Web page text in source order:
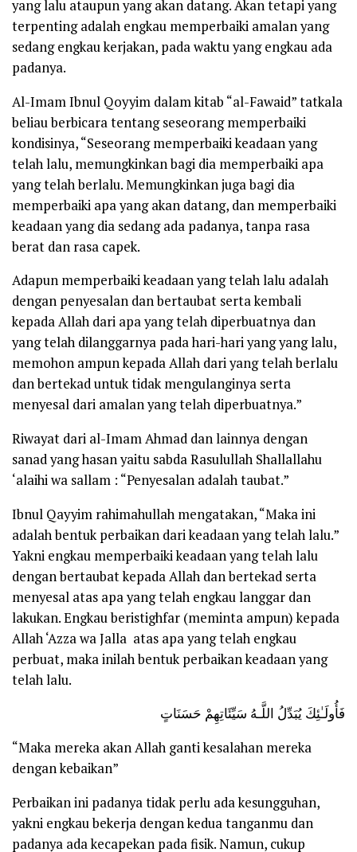
yang lalu ataupun yang akan datang. Akan tetapi yang
terpenting adalah engkau memperbaiki amalan yang
sedang engkau kerjakan, pada waktu yang engkau ada
padanya.
Al-Imam Ibnul Qoyyim dalam kitab “al-Fawaid”tatkala
beliau berbicara tentang seseorang memperbaiki
kondisinya, “Seseorang memperbaiki keadaan yang
telah lalu, memungkinkan bagi dia memperbaiki apa
yang telah berlalu. Memungkinkan juga bagi dia
memperbaiki apa yang akan datang, dan memperbaiki
keadaan yang dia sedang ada padanya, tanpa rasa
berat dan rasa capek.
Adapun memperbaiki keadaan yang telah lalu adalah
dengan penyesalan dan bertaubat serta kembali
kepada Allah dari apa yang telah diperbuatnya dan
yang telah dilanggarnya pada hari-hari yang yang lalu,
memohon ampun kepada Allah dari yang telah berlalu
dan bertekad untuk tidak mengulanginya serta
menyesal dari amalan yang telah diperbuatnya.”
Riwayat dari al-Imam Ahmad dan lainnya dengan
sanad yang hasan yaitu sabda Rasulullah Shallallahu
‘alaihi wa sallam : “Penyesalan adalah taubat.”
Ibnul Qayyim rahimahullah mengatakan,“Maka ini
adalah bentuk perbaikan dari keadaan yang telah lalu.”
Yakni engkau memperbaiki keadaan yang telah lalu
dengan bertaubat kepada Allah dan bertekad serta
menyesal atas apa yang telah engkau langgar dan
lakukan. Engkau beristighfar (meminta ampun) kepada
Allah‘Azza wa Jalla atas apa yang telah engkau
perbuat, maka inilah bentuk perbaikan keadaan yang
telah lalu.
فَأُولَـٰئِكَ يُبَدِّلُ اللَّـهُ سَيِّئَاتِهِمْ حَسَنَاتٍ
“Maka mereka akan Allah ganti kesalahan mereka
dengan kebaikan”
Perbaikan ini padanya tidak perlu ada kesungguhan,
yakni engkau bekerja dengan kedua tanganmu dan
padanya ada kecapekan pada fisik. Namun, cukup